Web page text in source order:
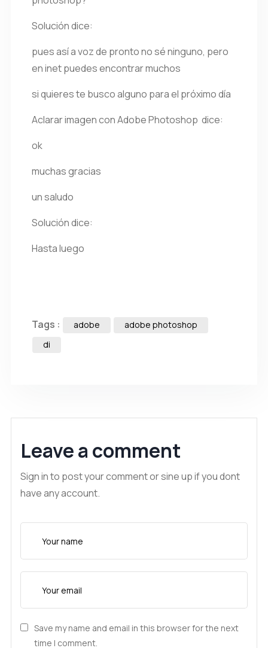
Solución dice:
pues así a voz de pronto no sé ninguno, pero
en inet puedes encontrar muchos
si quieres te busco alguno para el próximo día
Aclarar imagen con Adobe Photoshop dice:
ok
muchas gracias
un saludo
Solución dice:
Hasta luego
Tags : adobe
adobe photoshop
di
Leave a comment
Sign in to post your comment or sine up if you dont
have any account.
Save my name and email in this browser for the next
time I comment.